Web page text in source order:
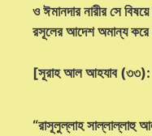
ও ঈমানদার নারীর সে
রসূলের আদেশ অমান্য করে
[সূরাহ আল আহযাব
“রাসূলুল্লাহ সাল্লাল্লাহু